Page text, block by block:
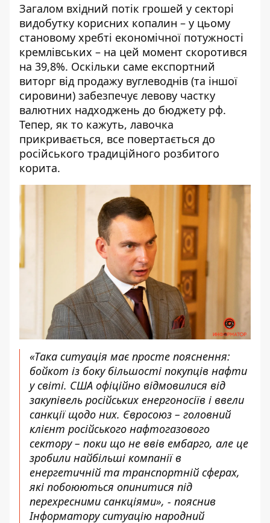
Загалом вхідний потік грошей у секторі
видобутку корисних копалин – у цьому
становому хребті економічної потужності
кремлівських – на цей момент скоротився
на 39,8%. Оскільки саме експортний
виторг від продажу вуглеводнів (та іншої
сировини) забезпечує левову частку
валютних надходжень до бюджету рф.
Тепер, як то кажуть, лавочка
прикривається, все повертається до
російського традиційного розбитого
корита.
«Така ситуація має просте пояснення:
бойкот із боку більшості покупців нафти
у світі. США офіційно відмовилися від
закупівель російських енергоносіїв і ввели
санкції щодо них. Євросоюз – головний
клієнт російського нафтогазового
сектору – поки що не ввів ембарго, але це
зробили найбільші компанії в
енергетичній та транспортній сферах,
які побоюються опинитися під
перехресними санкціями», - пояснив
Інформатору ситуацію народний